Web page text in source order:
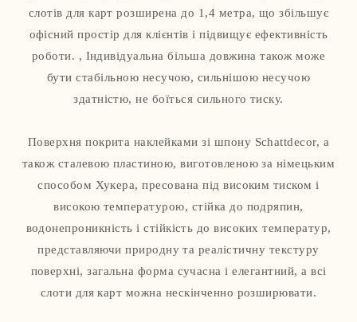
слотів для карт розширена до 1,4 метра, що збільшує
офісний простір для клієнтів і підвищує ефективність
роботи. , Індивідуальна більша довжина також може
бути стабільною несучою, сильнішою несучою
здатністю, не боїться сильного тиску.
Поверхня покрита наклейками зі шпону Schattdecor, а
також сталевою пластиною, виготовленою за німецьким
способом Хукера, пресована під високим тиском і
високою температурою, стійка до подряпин,
водонепроникність і стійкість до високих температур,
представляючи природну та реалістичну текстуру
поверхні, загальна форма сучасна і елегантний, а всі
слоти для карт можна нескінченно розширювати.